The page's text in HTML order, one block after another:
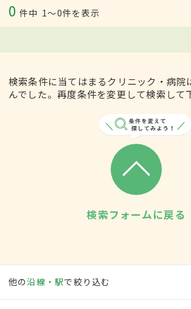
0 件中 1〜0件を表示
検索条件に当てはまるクリニック・病院
んでした。再度条件を変更して検索して
検索フォームに戻る
他の沿線・駅で絞り込む